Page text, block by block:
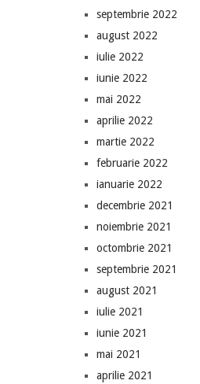
septembrie 2022
august 2022
iulie 2022
iunie 2022
mai 2022
aprilie 2022
martie 2022
februarie 2022
ianuarie 2022
decembrie 2021
noiembrie 2021
octombrie 2021
septembrie 2021
august 2021
iulie 2021
iunie 2021
mai 2021
aprilie 2021